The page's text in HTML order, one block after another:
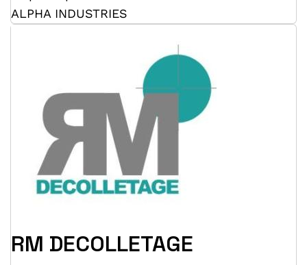
ALPHA INDUSTRIES
RM DECOLLETAGE